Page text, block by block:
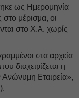
ως Ημερομηνία
μέρισμα, οι
στο Χ.Α. χωρίς
στα αρχεία
διαχειρίζεται η
Ανώνυμη Εταιρεία»,